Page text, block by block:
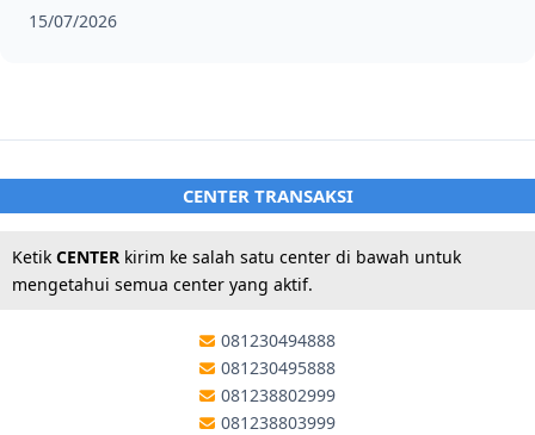
15/07/2026
CENTER TRANSAKSI
Ketik CENTER kirim ke salah satu center di bawah untuk
mengetahui semua center yang aktif.
081230494888
081230495888
081238802999
081238803999